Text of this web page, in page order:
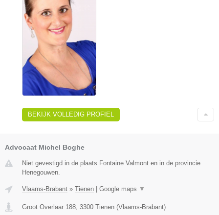
BEKIJK VOLLEDIG PROFIEL
Advocaat Michel Boghe
Niet gevestigd in de plaats Fontaine Valmont en in de provincie
Henegouwen.
Vlaams-Brabant » Tienen Google maps ▼
Groot Overlaar 188 3300 Tienen (Vlaams-Brabant)